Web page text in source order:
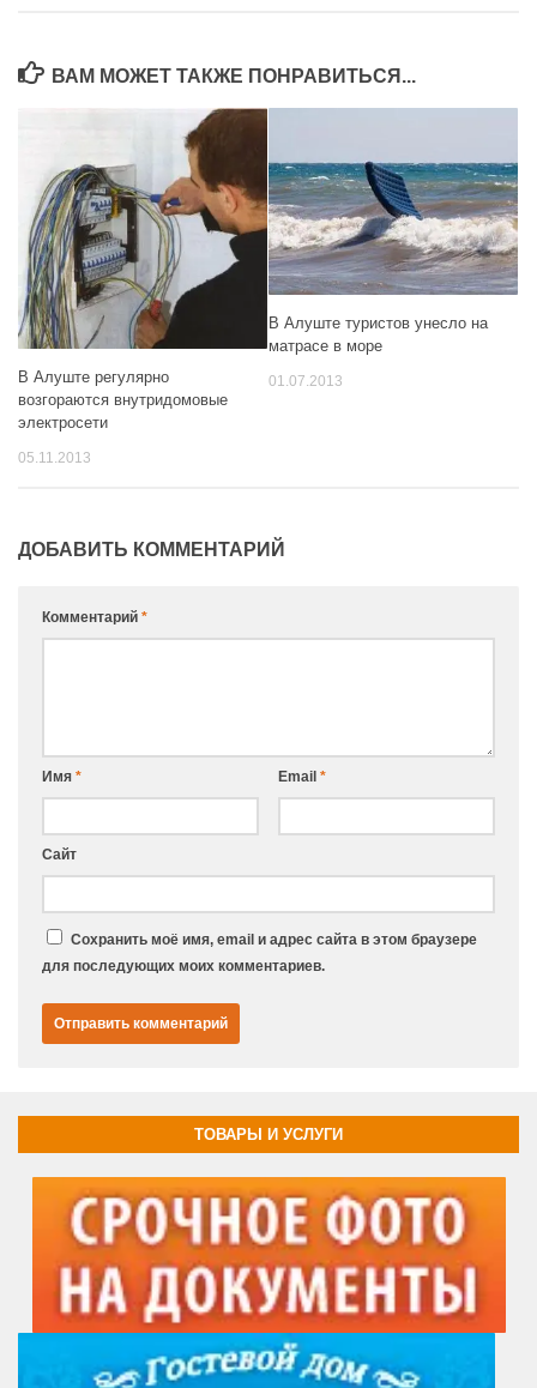
ВАМ МОЖЕТ ТАКЖЕ ПОНРАВИТЬСЯ...
В Алуште регулярно
возгораются внутридомовые
электросети
05.11.2013
В Алуште туристов унесло на
матрасе в море
01.07.2013
ДОБАВИТЬ КОММЕНТАРИЙ
Комментарий *
Имя * Email *
Сайт
Сохранить моё имя, email и адрес сайта в этом браузере
для последующих моих комментариев.
ТОВАРЫ И УСЛУГИ